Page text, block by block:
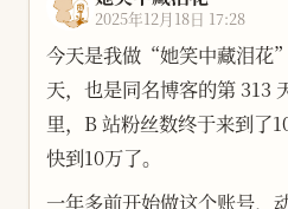
故乡和故人离我越来越远了
来计算。
一期一会，会者定离，难得
和做法，立刻行动就好了。
许久，这是我最后悔的事情
这一年也遇见了很多人。新
谁也没丢。童年的一个小愿
只狸花猫在数据的小溪边捡
顺，最后让答案在喧嚣里也
为了更方便上手，我还做了
初版，还在持续完善中，欢
一起打磨它 ： 项目地址：
https://github.com/
2025年12月18日 17:28
今天是我做“她笑中藏泪花
天，也是同名博客的第 313
里，B 站粉丝数终于来到了
快到10万了。
一年多前开始做这个账号，